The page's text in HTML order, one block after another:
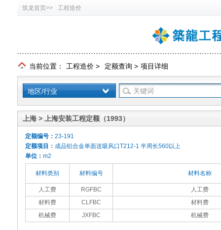
筑龙首页>> 工程造价
当前位置： 工程造价 > 定额查询 > 项目详细
地区/行业
上海 > 上海安装工程定额（1993）
定额编号： 23-191
定额项目： 成品铝合金单面送吸风口T212-1 半周长560以上
单位： m2
材料类别 材料编号 材料名称
人工费 RGFBC
人工费
材料费
CLFBC
材料费
机械费
JXFBC 机械费